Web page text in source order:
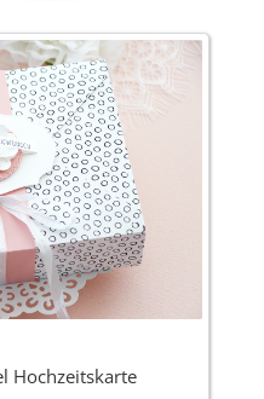
Hochzeitskarte